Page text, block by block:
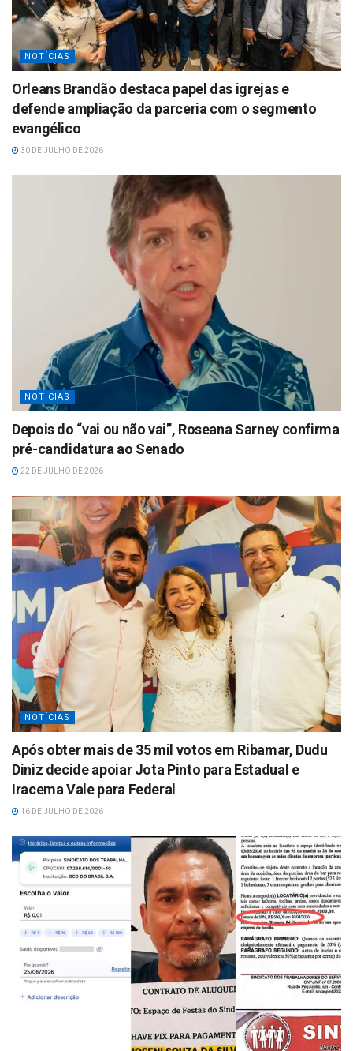
NOTÍCIAS
Orleans Brandão destaca papel das igrejas e
defende ampliação da parceria com o segmento
evangélico
30 DE JULHO DE 2026
NOTÍCIAS
Depois do “vai ou não vai”, Roseana Sarney confirma
pré-candidatura ao Senado
22 DE JULHO DE 2026
NOTÍCIAS
Após obter mais de 35 mil votos em Ribamar, Dudu
Diniz decide apoiar Jota Pinto para Estadual e
Iracema Vale para Federal
16 DE JULHO DE 2026